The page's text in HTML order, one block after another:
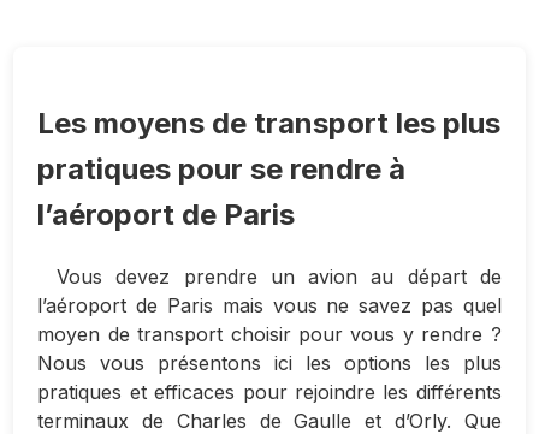
Les moyens de transport les plus
pratiques pour se rendre à
l’aéroport de Paris
Vous devez prendre un avion au départ de
l’aéroport de Paris mais vous ne savez pas quel
moyen de transport choisir pour vous y rendre ?
Nous vous présentons ici les options les plus
pratiques et efficaces pour rejoindre les différents
terminaux de Charles de Gaulle et d’Orly. Que